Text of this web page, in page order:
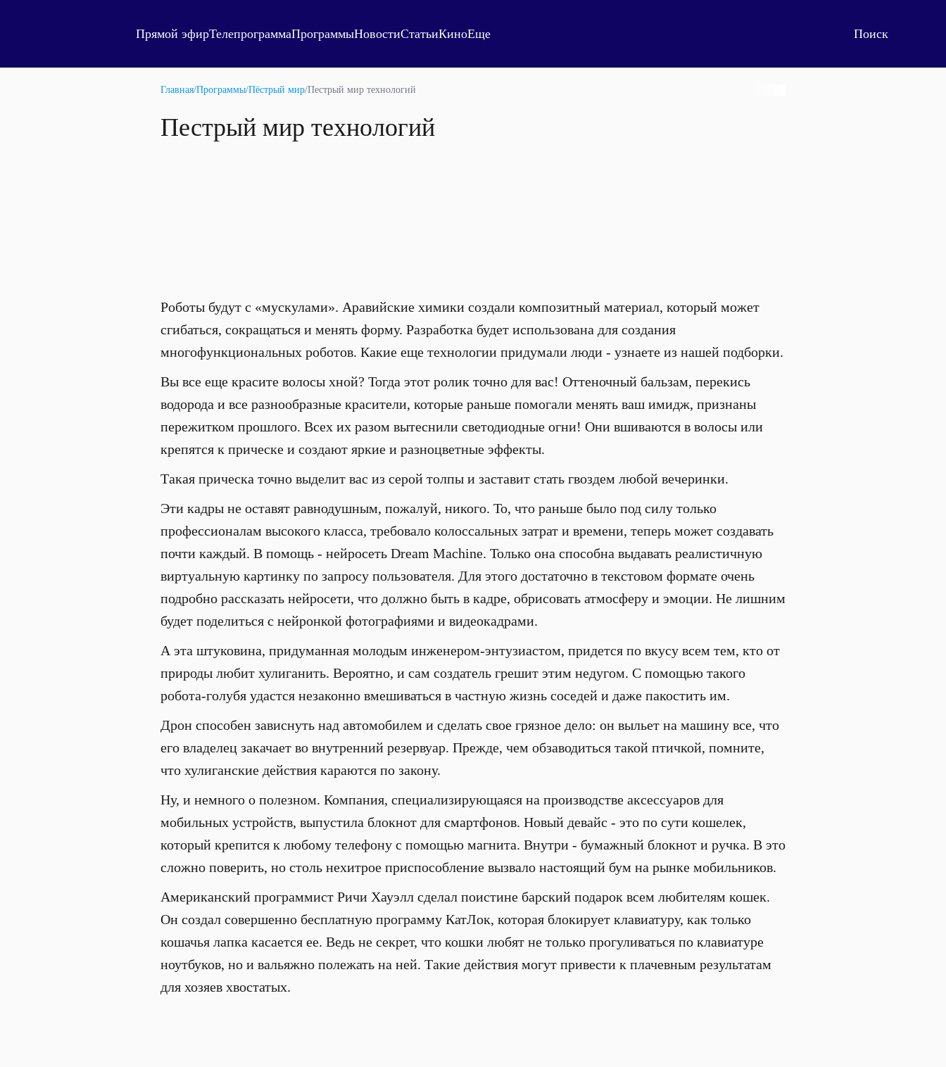
Прямой эфирТелепрограммаПрограммыНовостиСтатьиКиноЕще
Главная/Программы/Пёстрый мир/Пестрый мир технологий
Пестрый мир технологий
Роботы будут с «мускулами». Аравийские химики создали композитный материал, который может
сгибаться, сокращаться и менять форму. Разработка будет использована для создания
многофункциональных роботов. Какие еще технологии придумали люди - узнаете из нашей подборки.
Вы все еще красите волосы хной? Тогда этот ролик точно для вас! Оттеночный бальзам, перекись
водорода и все разнообразные красители, которые раньше помогали менять ваш имидж, признаны
пережитком прошлого. Всех их разом вытеснили светодиодные огни! Они вшиваются в волосы или
крепятся к прическе и создают яркие и разноцветные эффекты.
Такая прическа точно выделит вас из серой толпы и заставит стать гвоздем любой вечеринки.
Эти кадры не оставят равнодушным, пожалуй, никого. То, что раньше было под силу только
профессионалам высокого класса, требовало колоссальных затрат и времени, теперь может создавать
почти каждый. В помощь - нейросеть Dream Machine. Только она способна выдавать реалистичную
виртуальную картинку по запросу пользователя. Для этого достаточно в текстовом формате очень
подробно рассказать нейросети, что должно быть в кадре, обрисовать атмосферу и эмоции. Не лишним
будет поделиться с нейронкой фотографиями и видеокадрами.
А эта штуковина, придуманная молодым инженером-энтузиастом, придется по вкусу всем тем, кто от
природы любит хулиганить. Вероятно, и сам создатель грешит этим недугом. С помощью такого
робота-голубя удастся незаконно вмешиваться в частную жизнь соседей и даже пакостить им.
Дрон способен зависнуть над автомобилем и сделать свое грязное дело: он выльет на машину все, что
его владелец закачает во внутренний резервуар. Прежде, чем обзаводиться такой птичкой, помните,
что хулиганские действия караются по закону.
Ну, и немного о полезном. Компания, специализирующаяся на производстве аксессуаров для
мобильных устройств, выпустила блокнот для смартфонов. Новый девайс - это по сути кошелек,
который крепится к любому телефону с помощью магнита. Внутри - бумажный блокнот и ручка. В это
сложно поверить, но столь нехитрое приспособление вызвало настоящий бум на рынке мобильников.
Американский программист Ричи Хауэлл сделал поистине барский подарок всем любителям кошек.
Он создал совершенно бесплатную программу КатЛок, которая блокирует клавиатуру, как только
кошачья лапка касается ее. Ведь не секрет, что кошки любят не только прогуливаться по клавиатуре
ноутбуков, но и вальяжно полежать на ней. Такие действия могут привести к плачевным результатам
для хозяев хвостатых.